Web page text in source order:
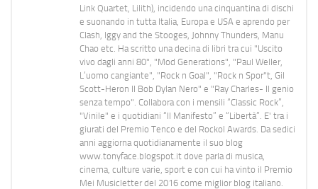
Link Quartet, Lilith), incidendo una cinquantina di dischi
e suonando in tutta Italia, Europa e USA e aprendo per
Clash, Iggy and the Stooges, Johnny Thunders, Manu
Chao etc. Ha scritto una decina di libri tra cui "Uscito
vivo dagli anni 80", "Mod Generations", "Paul Weller,
L’uomo cangiante", "Rock n Goal", "Rock n Spor"t, Gil
Scott-Heron Il Bob Dylan Nero" e "Ray Charles- Il genio
senza tempo". Collabora con i mensili “Classic Rock”,
"Vinile" e i quotidiani “Il Manifesto” e “Libertà”. E' tra i
giurati del Premio Tenco e del Rockol Awards. Da sedici
anni aggiorna quotidianamente il suo blog
www.tonyface.blogspot.it dove parla di musica,
cinema, culture varie, sport e con cui ha vinto il Premio
Mei Musicletter del 2016 come miglior blog italiano.